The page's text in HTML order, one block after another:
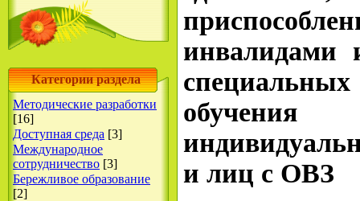
Категории раздела
Методические разработки
[16]
Доступная среда [3]
Международное
сотрудничество [3]
Бережливое образование
[2]
и лиц с ОВЗ